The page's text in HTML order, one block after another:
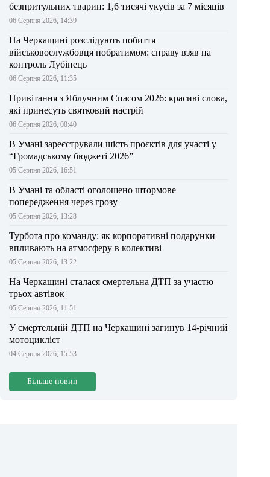
безпритульних тварин: 1,6 тисячі укусів за 7 місяців
06 Серпня 2026, 14:39
На Черкащині розслідують побиття
військовослужбовця побратимом: справу взяв на
контроль Лубінець
06 Серпня 2026, 11:35
Привітання з Яблучним Спасом 2026: красиві слова,
які принесуть святковий настрій
06 Серпня 2026, 00:40
В Умані зареєстрували шість проєктів для участі у
“Громадському бюджеті 2026”
05 Серпня 2026, 16:51
В Умані та області оголошено штормове
попередження через грозу
05 Серпня 2026, 13:28
Турбота про команду: як корпоративні подарунки
впливають на атмосферу в колективі
05 Серпня 2026, 13:22
На Черкащині сталася смертельна ДТП за участю
трьох автівок
05 Серпня 2026, 11:51
У смертельній ДТП на Черкащині загинув 14-річний
мотоцикліст
04 Серпня 2026, 15:53
Більше новин